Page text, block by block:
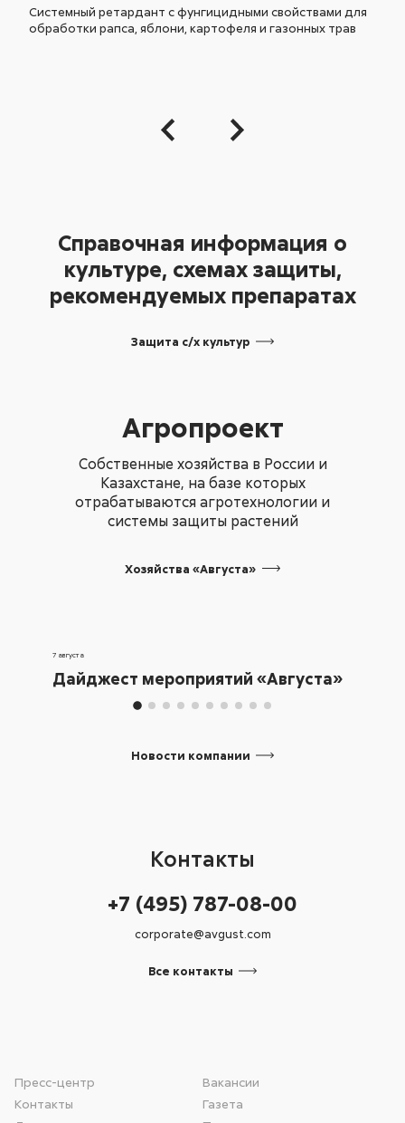
Системный ретардант с фунгицидными свойствами для
обработки рапса, яблони, картофеля и газонных трав
Справочная информация о
культуре, схемах защиты,
рекомендуемых препаратах
Защита с/х культур
Агропроект
Собственные хозяйства в России и
Казахстане, на базе которых
отрабатываются агротехнологии и
системы защиты растений
Хозяйства «Августа»
7 августа
Дайджест мероприятий «Августа»
Новости компании
Контакты
+7 (495) 787-08-00
corporate@avgust.com
Все контакты
Пресс-центр
Вакансии
Контакты
Газета